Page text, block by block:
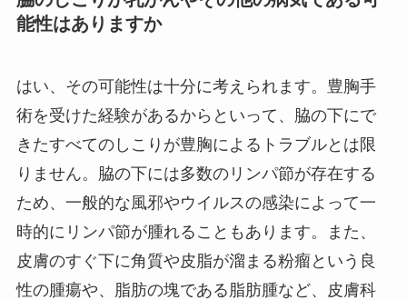
能性はありますか
はい、その可能性は十分に考えられます。豊胸手
術を受けた経験があるからといって、脇の下にで
きたすべてのしこりが豊胸によるトラブルとは限
りません。脇の下には多数のリンパ節が存在する
ため、一般的な風邪やウイルスの感染によって一
時的にリンパ節が腫れることもあります。また、
皮膚のすぐ下に角質や皮脂が溜まる粉瘤という良
性の腫瘍や、脂肪の塊である脂肪腫など、皮膚科